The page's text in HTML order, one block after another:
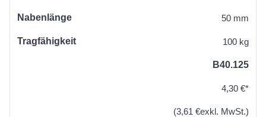
Nabenlänge 50 mm
Tragfähigkeit 100 kg
B40.125
4,30 €*
(3,61 €exkl. MwSt.)